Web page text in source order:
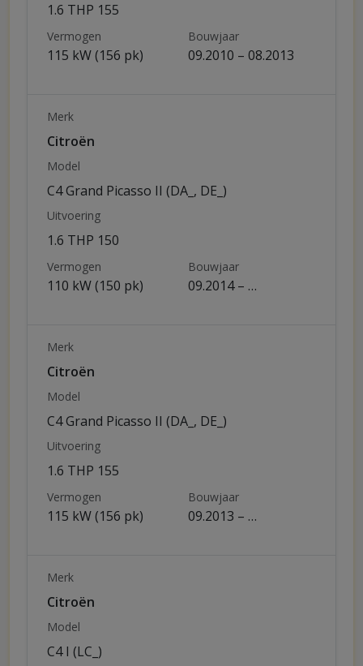
1.6 THP 155
Vermogen
115 kW (156 pk)
Bouwjaar
09.2010 – 08.2013
Merk
Citroën
Model
C4 Grand Picasso II (DA_, DE_)
Uitvoering
1.6 THP 150
Vermogen
110 kW (150 pk)
Bouwjaar
09.2014 – …
Merk
Citroën
Model
C4 Grand Picasso II (DA_, DE_)
Uitvoering
1.6 THP 155
Vermogen
115 kW (156 pk)
Bouwjaar
09.2013 – …
Merk
Citroën
Model
C4 I (LC_)